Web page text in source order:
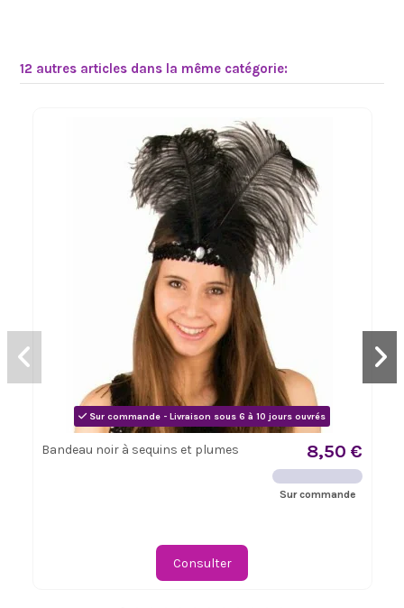
12 autres articles dans la même catégorie:
Sur commande - Livraison sous 6 à 10 jours ouvrés
Bandeau noir à sequins et plumes 8,50 €
Sur commande
Consulter